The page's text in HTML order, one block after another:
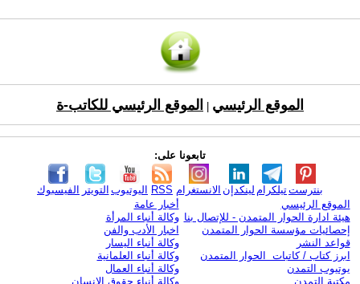
الموقع الرئيسي الموقع الرئيسي للكاتب-ة
تابعونا على:
الفيسبوك التويتر اليوتيوب RSS الانستغرام لينكدإن تيلكرامبنترست
الموقع الرئيسي
هيئة ادارة الحوار المتمدن - للإتصال بنا
إحصائيات مؤسسة الحوار المتمدن
قواعد النشر
ابرز كتاب / كاتبات الحوار المتمدن
يوتيوب التمدن
مكتبة التمدن
أخبار عامة
وكالة أنباء المرأة
اخبار الأدب والفن
وكالة أنباء اليسار
وكالة أنباء العلمانية
وكالة أنباء العمال
وكالة أنباء حقوق الإنسان